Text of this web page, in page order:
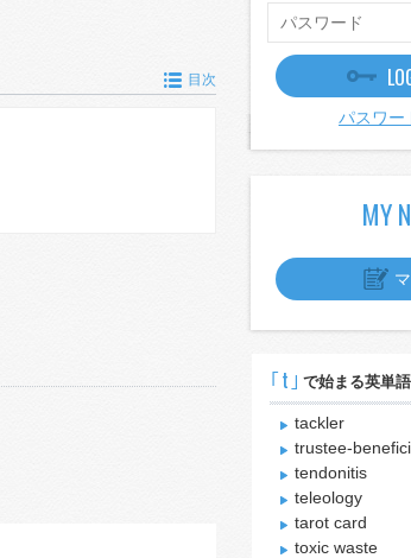
目次
パスワー
MY
｢t｣ で始まる英単語
tackler
trustee-
tendonitis
teleology
tarot card
toxic waste